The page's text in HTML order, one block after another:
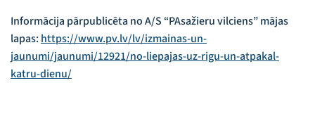
Informācija pārpublicēta no A/S “PAsažieru vilciens” mājas
lapas: https://www.pv.lv/lv/izmainas-un-
jaunumi/jaunumi/12921/no-liepajas-uz-rigu-un-atpakal-
katru-dienu/